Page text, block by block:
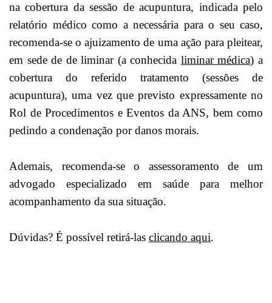
na cobertura da sessão de acupuntura, indicada pelo
relatório médico como a necessária para o seu caso,
recomenda-se o ajuizamento de uma ação para pleitear,
em sede de de liminar (a conhecida liminar médica) a
cobertura do referido tratamento (sessões de
acupuntura), uma vez que previsto expressamente no
Rol de Procedimentos e Eventos da ANS, bem como
pedindo a condenação por danos morais.
Ademais, recomenda-se o assessoramento de um
advogado especializado em saúde para melhor
acompanhamento da sua situação.
Dúvidas? É possível retirá-las clicando aqui.